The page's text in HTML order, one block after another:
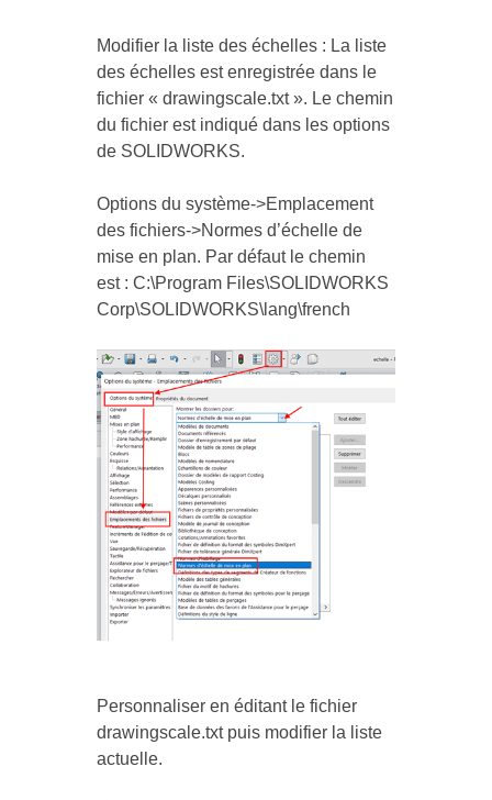
Modifier la liste des échelles : La liste
des échelles est enregistrée dans le
fichier « drawingscale.txt ». Le chemin
du fichier est indiqué dans les options
de SOLIDWORKS.
Options du système->Emplacement
des fichiers->Normes d’échelle de
mise en plan. Par défaut le chemin
est : C:\Program Files\SOLIDWORKS
Corp\SOLIDWORKS\lang\french
Personnaliser en éditant le fichier
drawingscale.txt puis modifier la liste
actuelle.